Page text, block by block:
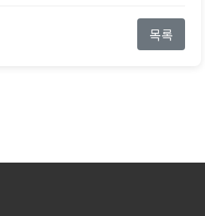
목록